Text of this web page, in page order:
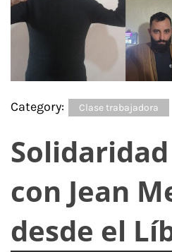
Category: Clase trabajadora
con Jean
desde el